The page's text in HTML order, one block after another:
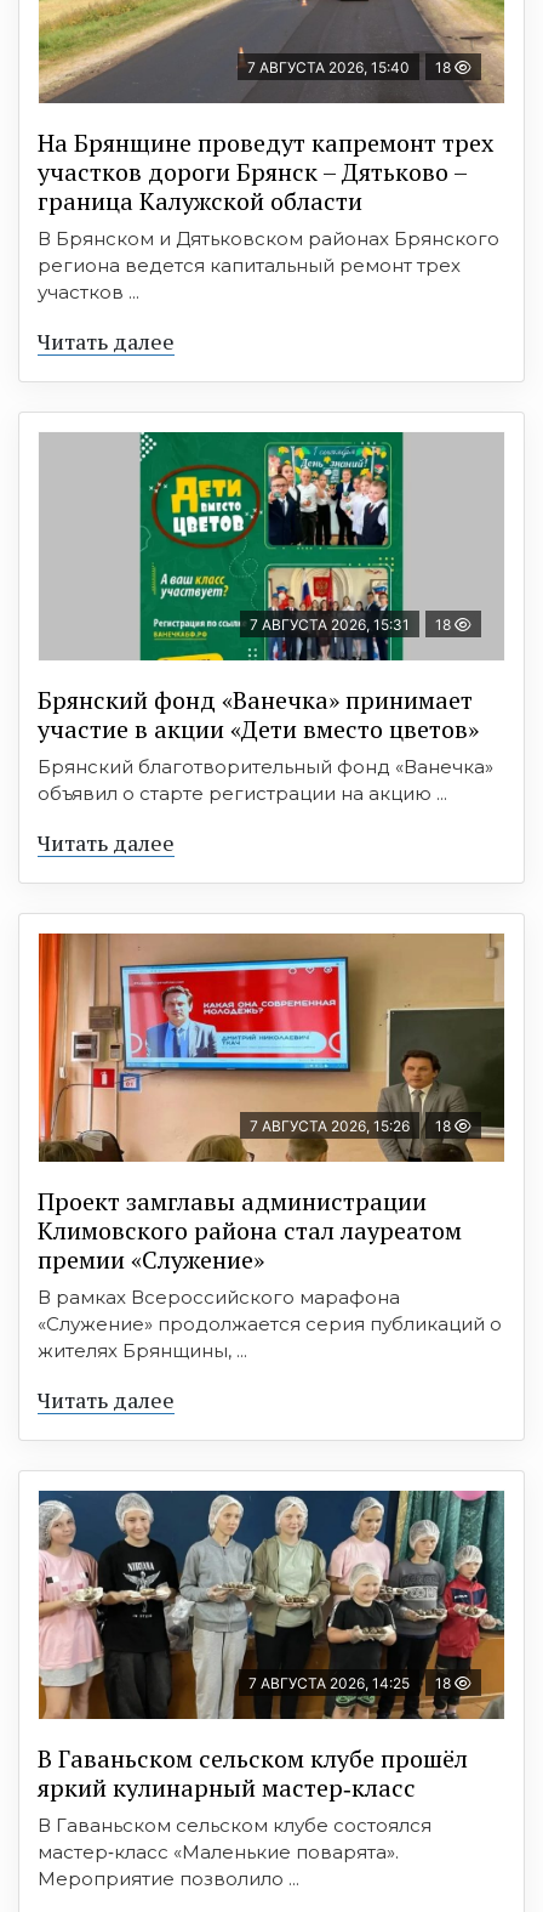
7 АВГУСТА 2026, 15:40 18
На Брянщине проведут капремонт трех
участков дороги Брянск – Дятьково –
граница Калужской области
В Брянском и Дятьковском районах Брянского
региона ведется капитальный ремонт трех
участков ...
Читать далее
7 АВГУСТА 2026, 15:31 18
Брянский фонд «Ванечка» принимает
участие в акции «Дети вместо цветов»
Брянский благотворительный фонд «Ванечка»
объявил о старте регистрации на акцию ...
Читать далее
7 АВГУСТА 2026, 15:26 18
Проект замглавы администрации
Климовского района стал лауреатом
премии «Служение»
В рамках Всероссийского марафона
«Служение» продолжается серия публикаций о
жителях Брянщины, ...
Читать далее
7 АВГУСТА 2026, 14:25 18
В Гаваньском сельском клубе прошёл
яркий кулинарный мастер‑класс
В Гаваньском сельском клубе состоялся
мастер‑класс «Маленькие поварята».
Мероприятие позволило ...